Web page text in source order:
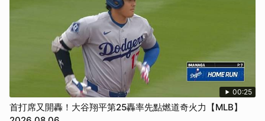
00:25
首打席又開轟！大谷翔平第25轟率先點燃道奇火力【MLB】